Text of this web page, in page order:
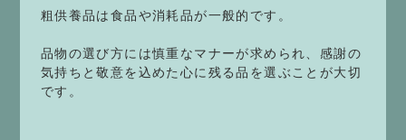
粗供養品は食品や消耗品が一般的です。
品物の選び方には慎重なマナーが求められ、感謝の
気持ちと敬意を込めた心に残る品を選ぶことが大切
です。